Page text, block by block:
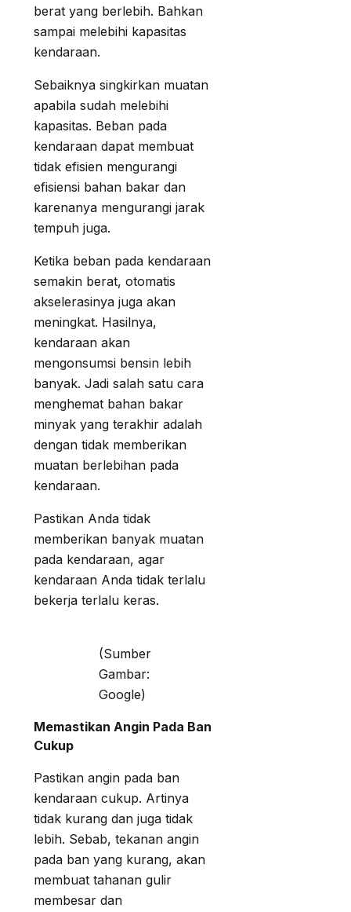
berat yang berlebih. Bahkan
sampai melebihi kapasitas
kendaraan.
Sebaiknya singkirkan muatan
apabila sudah melebihi
kapasitas. Beban pada
kendaraan dapat membuat
tidak efisien mengurangi
efisiensi bahan bakar dan
karenanya mengurangi jarak
tempuh juga.
Ketika beban pada kendaraan
semakin berat, otomatis
akselerasinya juga akan
meningkat. Hasilnya,
kendaraan akan
mengonsumsi bensin lebih
banyak. Jadi salah satu cara
menghemat bahan bakar
minyak yang terakhir adalah
dengan tidak memberikan
muatan berlebihan pada
kendaraan.
Pastikan Anda tidak
memberikan banyak muatan
pada kendaraan, agar
kendaraan Anda tidak terlalu
bekerja terlalu keras.
(Sumber
Gambar:
Google)
Memastikan Angin Pada Ban
Cukup
Pastikan angin pada ban
kendaraan cukup. Artinya
tidak kurang dan juga tidak
lebih. Sebab, tekanan angin
pada ban yang kurang, akan
membuat tahanan gulir
membesar dan